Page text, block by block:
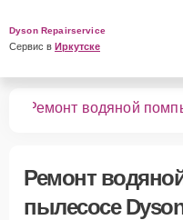
Dyson Repairservice
Сервис в Иркутске
Ремонт водяной
Ремонт
пылесосе